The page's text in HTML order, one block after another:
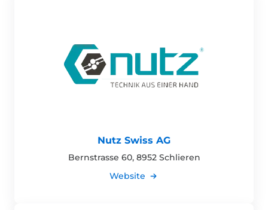
Nutz Swiss AG
Bernstrasse 60, 8952 Schlieren
Website